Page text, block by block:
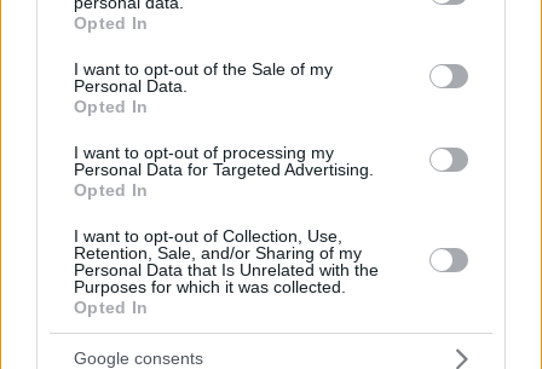
grant or deny consent to Google and its third-party tags to
use your data for below specified purposes in below Google
consent section.
Opted In
I want to opt-out of the Sale of my
Personal Data.
Opted In
I want to opt-out of processing my
Personal Data for Targeted Advertising.
Opted In
I want to opt-out of Collection, Use,
Retention, Sale, and/or Sharing of my
Personal Data that Is Unrelated with the
Purposes for which it was collected.
Opted In
Google consents
09.08.2026, 11:37
Games
Cut The Rope Northern Heights Candy